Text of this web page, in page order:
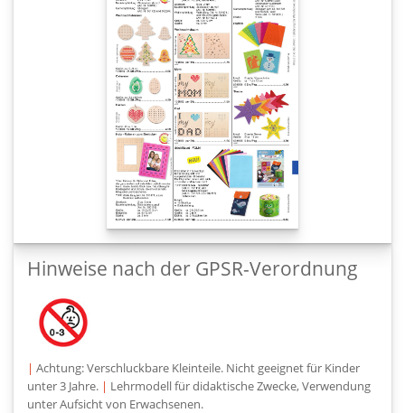
Hinweise nach der GPSR-Verordnung
| Achtung: Verschluckbare Kleinteile. Nicht geeignet für Kinder
unter 3 Jahre. | Lehrmodell für didaktische Zwecke, Verwendung
unter Aufsicht von Erwachsenen.